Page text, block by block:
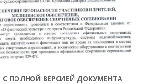
ПОЛНОЙ ВЕРСИЕЙ ДОКУМЕНТА